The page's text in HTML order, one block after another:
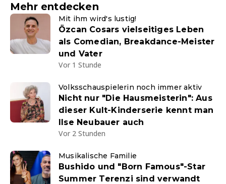
Mehr entdecken
Mit ihm wird's lustig!
Özcan Cosars vielseitiges Leben
als Comedian, Breakdance-Meister
und Vater
Vor 1 Stunde
Volksschauspielerin noch immer aktiv
Nicht nur "Die Hausmeisterin": Aus
dieser Kult-Kinderserie kennt man
Ilse Neubauer auch
Vor 2 Stunden
Musikalische Familie
Bushido und "Born Famous"-Star
Summer Terenzi sind verwandt